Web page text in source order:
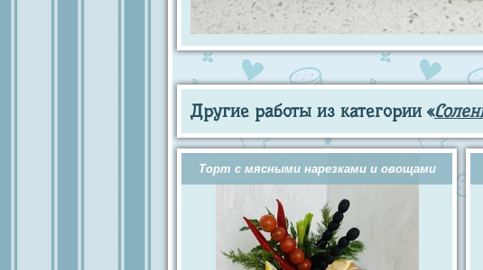
Другие работы из категории «
Торт с мясными нарезками и овощами